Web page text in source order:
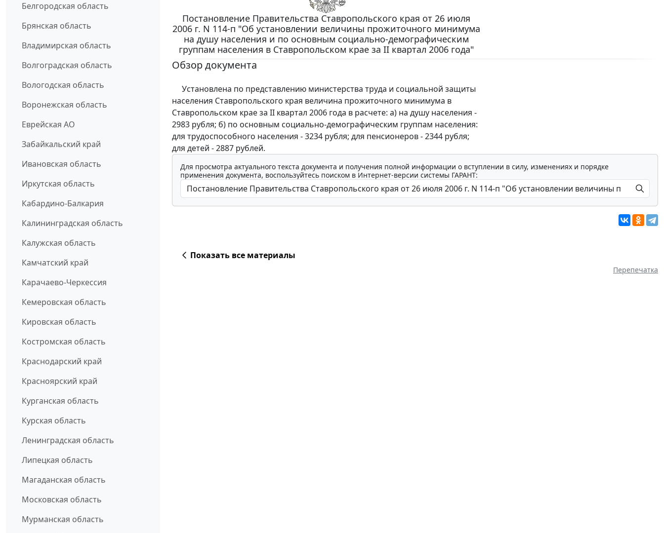
Белгородская область
Брянская область
Владимирская область
Волгоградская область
Вологодская область
Воронежская область
Еврейская АО
Забайкальский край
Ивановская область
Иркутская область
Кабардино-Балкария
Калининградская область
Калужская область
Камчатский край
Карачаево-Черкессия
Кемеровская область
Кировская область
Костромская область
Краснодарский край
Красноярский край
Курганская область
Курская область
Ленинградская область
Липецкая область
Магаданская область
Московская область
Мурманская область
Постановление Правительства Ставропольского края от 26 июля
2006 г. N 114-п "Об установлении величины прожиточного минимума
на душу населения и по основным социально-демографическим
группам населения в Ставропольском крае за II квартал 2006 года"
Обзор документа
Установлена по представлению министерства труда и социальной защиты
населения Ставропольского края величина прожиточного минимума в
Ставропольском крае за II квартал 2006 года в расчете: а) на душу населения -
2983 рубля; б) по основным социально-демографическим группам населения:
для трудоспособного населения - 3234 рубля; для пенсионеров - 2344 рубля;
для детей - 2887 рублей.
Для просмотра актуального текста документа и получения полной информации о вступлении в силу, изменениях и порядке
применения документа, воспользуйтесь поиском в Интернет-версии системы ГАРАНТ:
Показать все материалы
Перепечатка